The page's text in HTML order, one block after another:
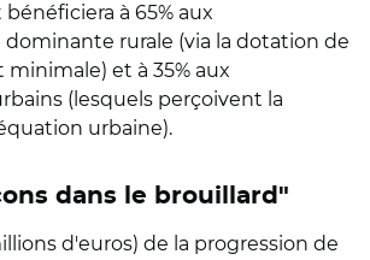
à 65% aux
rurale (via la dotation de
et à 35% aux
(lesquels perçoivent la
urbaine).
dans le brouillard"
d'euros) de la progression de